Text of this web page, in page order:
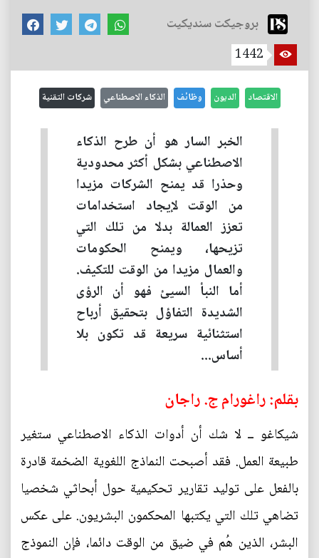
بروجيكت سنديكيت
1442
الاقتصاد الديون وظائف الذكاء الاصطناعي شركات التقنية
الخبر السار هو أن طرح الذكاء
الاصطناعي بشكل أكثر محدودية
وحذرا قد يمنح الشركات مزيدا
من الوقت لإيجاد استخدامات
تعزز العمالة بدلا من تلك التي
تزيحها، ويمنح الحكومات
والعمال مزيدا من الوقت للتكيف.
أما النبأ السيئ فهو أن الرؤى
الشديدة التفاؤل بتحقيق أرباح
استثنائية سريعة قد تكون بلا
أساس...
بقلم: راغورام ج. راجان
شيكاغو ــ لا شك أن أدوات الذكاء الاصطناعي ستغير
طبيعة العمل. فقد أصبحت النماذج اللغوية الضخمة قادرة
بالفعل على توليد تقارير تحكيمية حول أبحاثي شخصيا
تضاهي تلك التي يكتبها المحكمون البشريون. على عكس
البشر، الذين هُم في ضيق من الوقت دائما، فإن النموذج